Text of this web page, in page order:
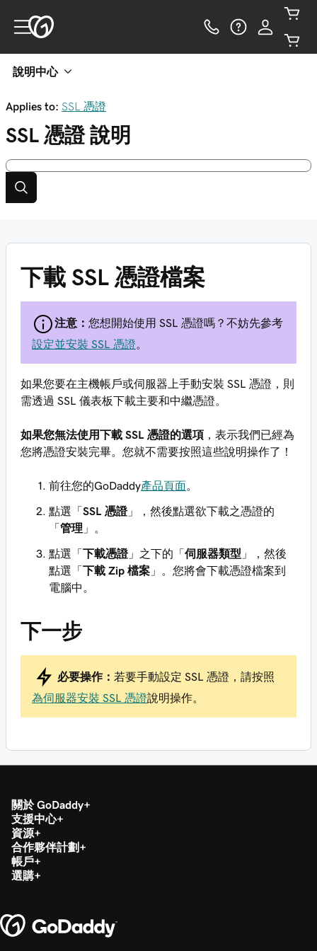
說明中心
Applies to: SSL 憑證
SSL 憑證 說明
下載 SSL 憑證檔案
注意： 您想開始使用 SSL 憑證嗎？不妨先參考
設定並安裝 SSL 憑證
如果您要在主機帳戶或伺服器上手動安裝 SSL 憑證，則
需透過 SSL 儀表板下載主要和中繼憑證。
如果您無法使用下載 SSL 憑證的選項 ，表示我們已經為
您將憑證安裝完畢。您就不需要按照這些說明操作了！
前往您的GoDaddy產品頁面
點選「 SSL 憑證」，然後點選欲下載之憑證的
「 管理 」。
點選「 下載憑證」之下的「 伺服器類型 」，然後
點選「 下載 Zip 檔案 」。您將會下載憑證檔案到
電腦中。
下一步
必要操作： 若要手動設定 SSL 憑證，請按照
為伺服器安裝 SSL 憑證說明操作。
關於 GoDaddy
支援中心
資源
合作夥伴計劃
帳戶
選購